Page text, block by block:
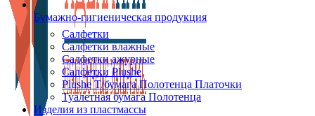
Бумажно-гигиеническая продукция
Салфетки
Салфетки влажные
Салфетки ажурные
Салфетки Plushe
Plushe Т/бумага Полотенца Платочки
Туалетная бумага Полотенца
Изделия из пластмассы